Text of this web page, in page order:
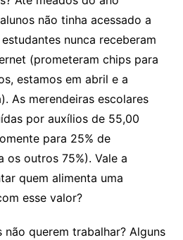
não tinha acessado a
nunca receberam
(prometeram chips para
estamos em abril e a
As merendeiras escolares
por auxílios de 55,00
para 25% de
os outros 75%). Vale a
quem alimenta uma
esse valor?
não querem trabalhar? Alguns